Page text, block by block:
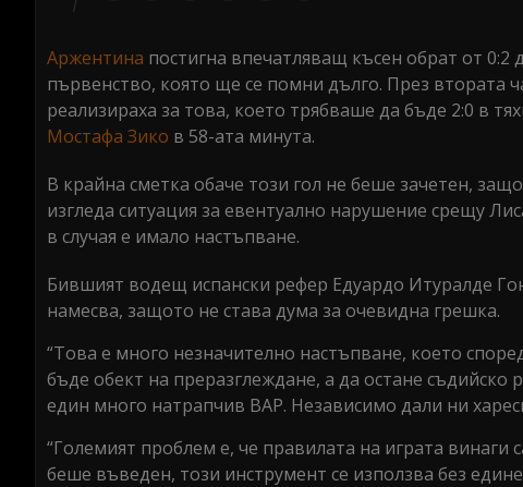
Аржентина постигна впечатляващ късен обрат от 0:2
първенство, която ще се помни дълго. През
реализираха за това, което трябваше да бъде 2:0 в
Мостафа Зико в 58-ата минута.
В крайна сметка обаче този гол не беше зачетен,
изгледа ситуация за евентуално нарушение срещу
в случая е имало настъпване.
Бившият водещ испански рефер Едуардо Итуралде
намесва, защото не става дума за очевидна грешка.
“Това е много незначително настъпване, което
бъде обект на преразглеждане, а да остане
един много натрапчив ВАР. Независимо дали ни
“Големият проблем е, че правилата на играта винаги
беше въведен, този инструмент се използва без